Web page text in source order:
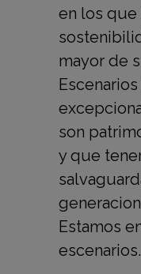
en los que
mayor de
son
y que
Estamos